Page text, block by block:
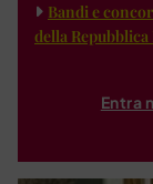
Bandi e
della
Entra